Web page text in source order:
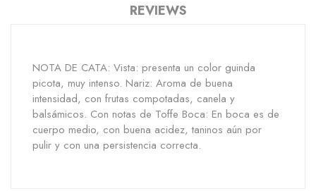
REVIEWS
NOTA DE CATA: Vista: presenta un color guinda
picota, muy intenso. Nariz: Aroma de buena
intensidad, con frutas compotadas, canela y
balsámicos. Con notas de Toffe Boca: En boca es de
cuerpo medio, con buena acidez, taninos aún por
pulir y con una persistencia correcta.